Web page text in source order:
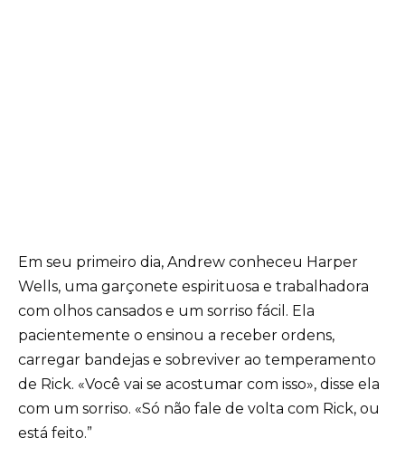
Em seu primeiro dia, Andrew conheceu Harper
Wells, uma garçonete espirituosa e trabalhadora
com olhos cansados e um sorriso fácil. Ela
pacientemente o ensinou a receber ordens,
carregar bandejas e sobreviver ao temperamento
de Rick. «Você vai se acostumar com isso», disse ela
com um sorriso. «Só não fale de volta com Rick, ou
está feito.”